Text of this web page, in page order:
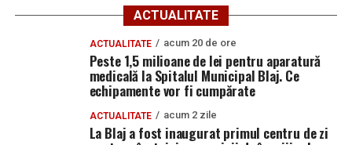
Conducătorul auto se afla într-o situație dificilă,
nevorbind limba română sau engleză și neavând
posibilitatea de a lua legătura cu cineva pentru sprijin. În
aceste condiții, sg. maj. Muntean Sebastian a acționat
prompt, luând legătura cu polițiștii din cadrul Poliției
Municipiului Blaj, care au intervenit la fața locului.
Cu eforturi comune și multă bunăvoință, autovehiculul a
ACTUALITATE
ACTUALITATE acum 20 de ore
Peste 1,5 milioane de lei pentru aparatură
medicală la Spitalul Municipal Blaj. Ce
echipamente vor fi cumpărate
ACTUALITATE acum 2 zile
La Blaj a fost inaugurat primul centru de zi